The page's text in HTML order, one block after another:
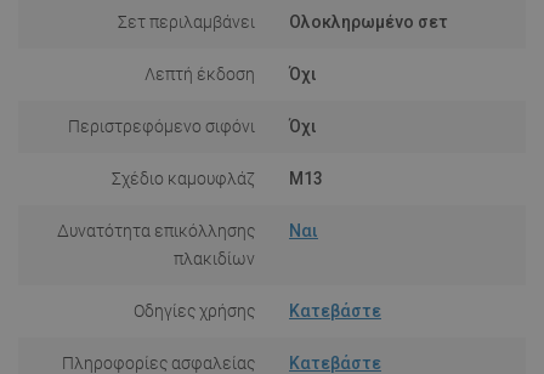
Σετ περιλαμβάνει Ολοκληρωμένο σετ
Λεπτή έκδοση Όχι
Περιστρεφόμενο σιφόνι Όχι
Σχέδιο καμουφλάζ M13
Δυνατότητα επικόλλησης
πλακιδίων
Ναι
Οδηγίες χρήσης Κατεβάστε
Πληροφορίες ασφαλείας Κατεβάστε